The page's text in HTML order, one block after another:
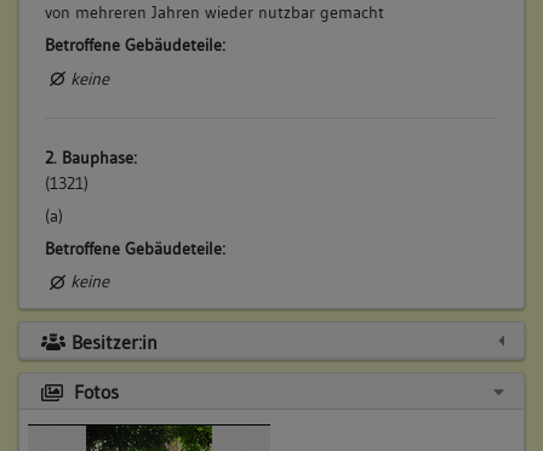
von mehreren Jahren wieder nutzbar gemacht
Betroffene Gebäudeteile:
keine
2. Bauphase:
(1321)
(a)
Betroffene Gebäudeteile:
keine
Besitzer:in
Fotos